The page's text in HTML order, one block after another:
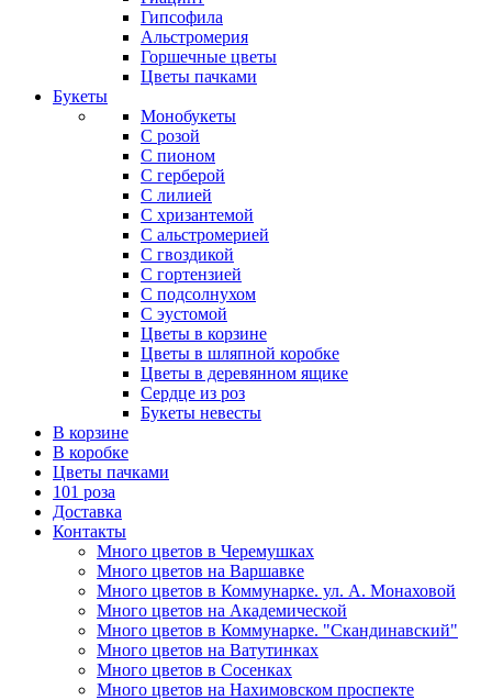
Гипсофила
Альстромерия
Горшечные цветы
Цветы пачками
Букеты
Монобукеты
С розой
С пионом
С герберой
С лилией
С хризантемой
С альстромерией
С гвоздикой
С гортензией
С подсолнухом
С эустомой
Цветы в корзине
Цветы в шляпной коробке
Цветы в деревянном ящике
Сердце из роз
Букеты невесты
В корзине
В коробке
Цветы пачками
101 роза
Доставка
Контакты
Много цветов в Черемушках
Много цветов на Варшавке
Много цветов в Коммунарке. ул. А. Монаховой
Много цветов на Академической
Много цветов в Коммунарке. "Скандинавский"
Много цветов на Ватутинках
Много цветов в Сосенках
Много цветов на Нахимовском проспекте